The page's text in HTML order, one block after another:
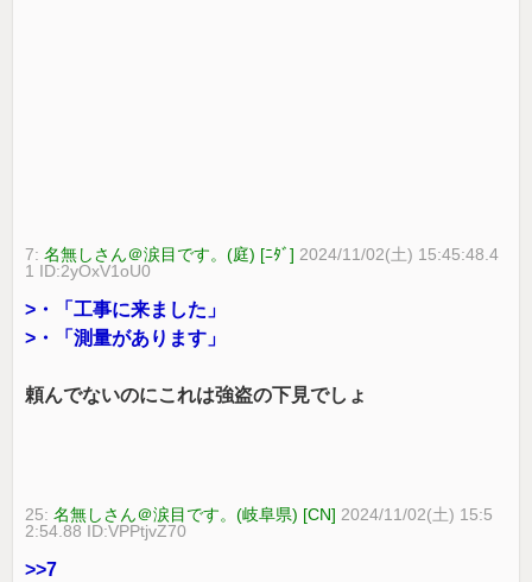
7:名無しさん＠涙目です。(庭) [ﾆﾀﾞ] 2024/11/02(土) 15:45:48.4
1 ID:2yOxV1oU0
>・「工事に来ました」
>・「測量があります」
頼んでないのにこれは強盗の下見でしょ
25:名無しさん＠涙目です。(岐阜県) [CN] 2024/11/02(土) 15:5
2:54.88 ID:VPPtjvZ70
>>7